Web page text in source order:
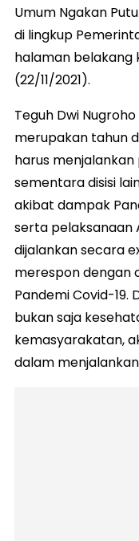
Umum Ngakan
di lingkup
halaman belakang
(22/11/2021).
Teguh Dwi
merupakan tahun
harus
sementara disisi
akibat dampak
serta pelaksanaan
dijalankan secara
merespon dengan
Pandemi Covid-
bukan saja
kemasyarakatan,
dalam